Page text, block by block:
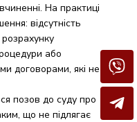
На практиці
відсутність
або
договорами, які не
позов до суду про
що не підлягає